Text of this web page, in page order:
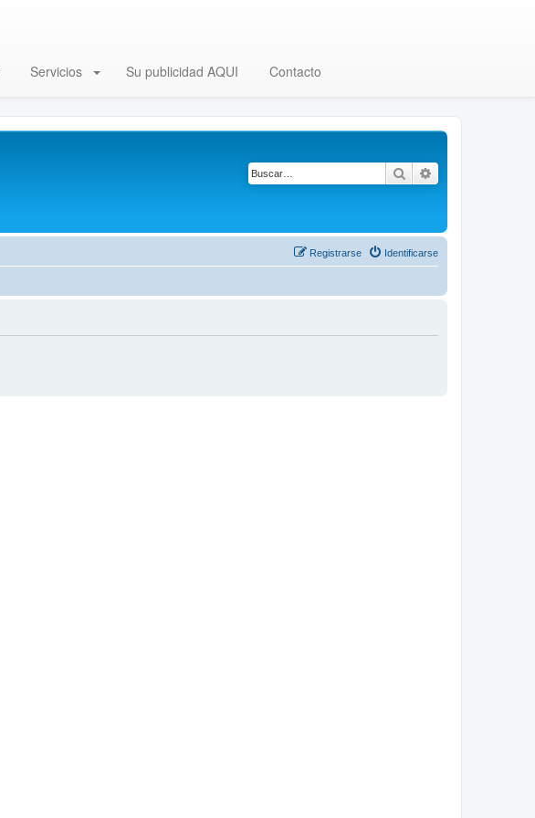
Servicios Su publicidad AQUI Contacto
Buscar
Identificarse
Registrarse